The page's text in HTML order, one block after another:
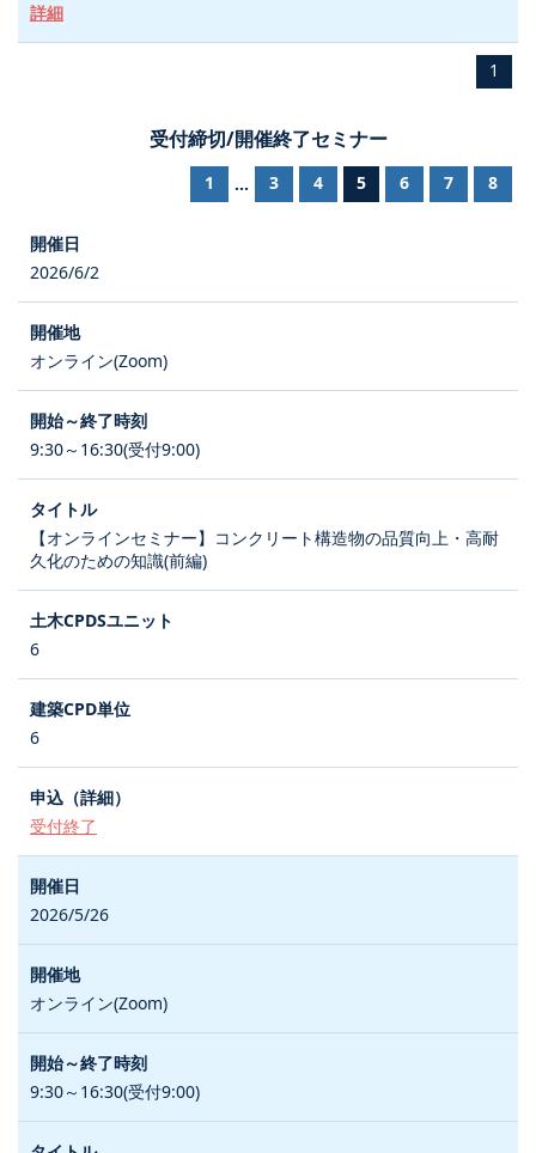
詳細
1
受付締切/開催終了セミナー
1 ... 3 4 5 6 7 8
2026/6/2
オンライン(Zoom)
9:30～16:30(受付9:00)
【オンラインセミナー】コンクリート構造物の品質向上・高耐
久化のための知識(前編)
6
6
受付終了
2026/5/26
オンライン(Zoom)
9:30～16:30(受付9:00)